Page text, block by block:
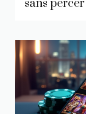
sans